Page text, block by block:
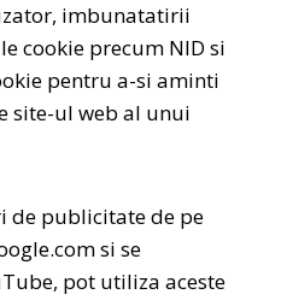
imbunatatirii
cookie precum NID si
pentru a-si aminti
site-ul web al unui
de publicitate de pe
si se
pot utiliza aceste